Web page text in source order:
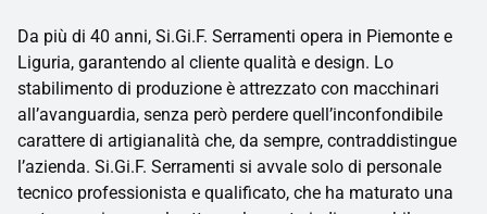
Da più di 40 anni, Si.Gi.F. Serramenti opera in Piemonte e
Liguria, garantendo al cliente qualità e design. Lo
stabilimento di produzione è attrezzato con macchinari
all’avanguardia, senza però perdere quell’inconfondibile
carattere di artigianalità che, da sempre, contraddistingue
l’azienda. Si.Gi.F. Serramenti si avvale solo di personale
tecnico professionista e qualificato, che ha maturato una